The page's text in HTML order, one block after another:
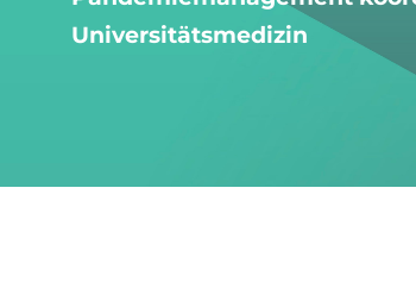
Universitätsmedizin